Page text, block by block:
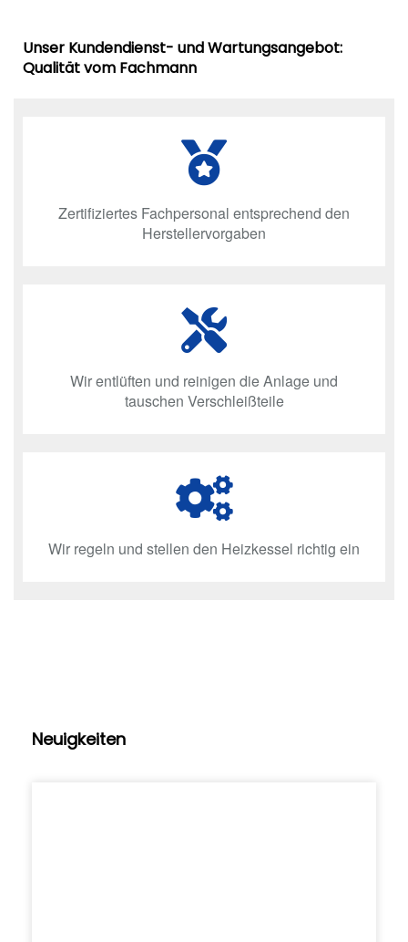
Unser Kundendienst- und Wartungsangebot:
Qualität vom Fachmann
Zertifiziertes Fachpersonal entsprechend den
Herstellervorgaben
Wir entlüften und reinigen die Anlage und
tauschen Verschleißteile
Wir regeln und stellen den Heizkessel richtig ein
Neuigkeiten